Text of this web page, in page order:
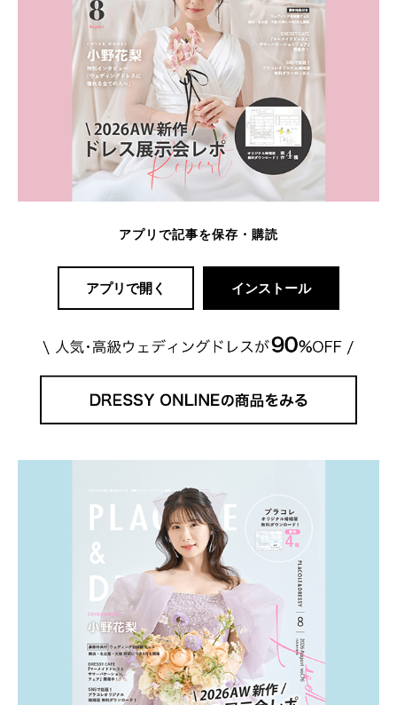
アプリで記事を保存・購読
アプリで開く インストール